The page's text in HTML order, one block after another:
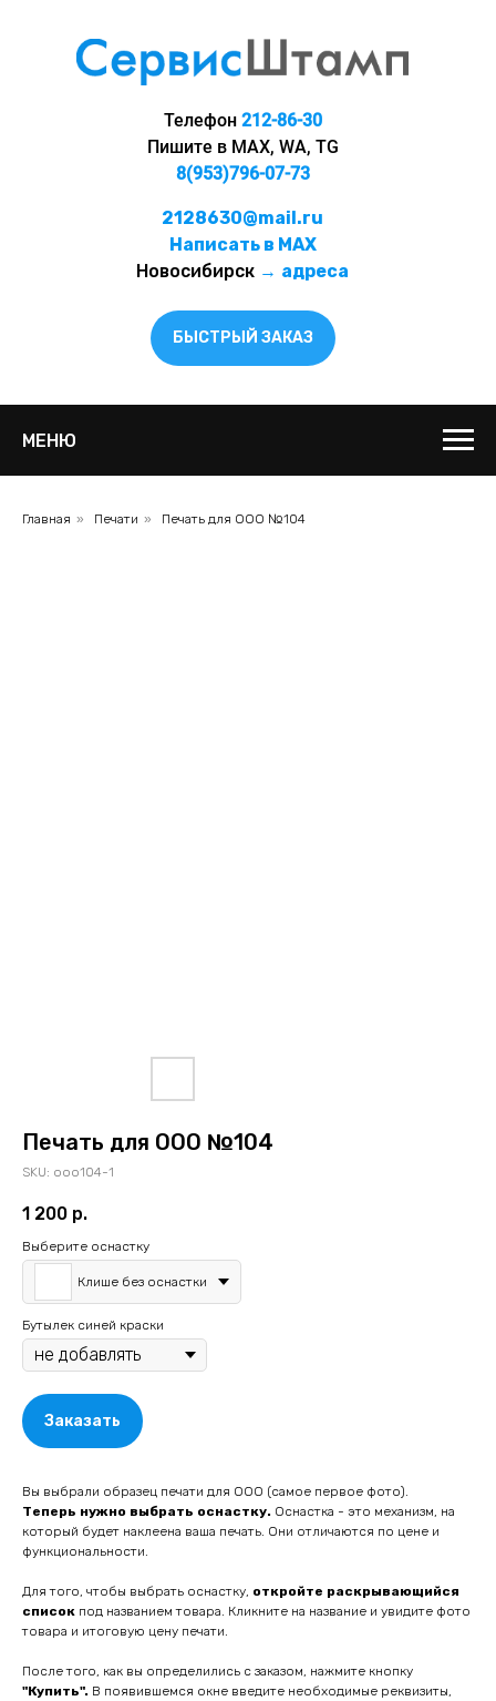
Телефон 212-86-30
Пишите в MAX, WA, TG
8(953)796-07-73
2128630@mail.ru
Написать в MAX
Новосибирск → адреса
БЫСТРЫЙ ЗАКАЗ
МЕНЮ
Главная » Печати » Печать для ООО №104
Печать для ООО №104
SKU: ooo104-1
1 200 р.
Выберите оснастку
Клише без оснастки
Бутылек синей краски
Заказать
Вы выбрали образец печати для ООО (самое первое фото).
Теперь нужно выбрать оснастку. Оснастка - это механизм, на
который будет наклеена ваша печать. Они отличаются по цене и
функциональности.
Для того, чтобы выбрать оснастку, откройте раскрывающийся
список под названием товара. Кликните на название и увидите фото
товара и итоговую цену печати.
После того, как вы определились с заказом, нажмите кнопку
"Купить". В появившемся окне введите необходимые реквизиты,